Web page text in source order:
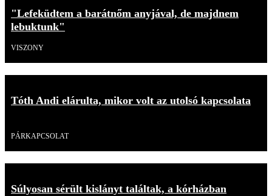
"Lefeküdtem a barátnőm anyjával, de majdnem
lebuktunk"
VISZONY
Tóth Andi elárulta, mikor volt az utolsó kapcsolata
PÁRKAPCSOLAT
Súlyosan sérült kislányt találtak, a kórházban